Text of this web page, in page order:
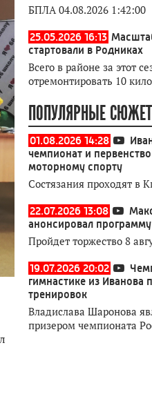
БПЛА 04.08.2026 1:42:00
25.05.2026 16:13
стартовали в Родниках
Всего в районе за этот
отремонтировать 10
ПОПУЛЯРНЫЕ
01.08.2026 14:28
чемпионат и
моторному спорту
Состязания проходят в
22.07.2026 13:08
анонсировал
Пройдет торжество 8
19.07.2026 20:02
гимнастике из Иванова
тренировок
Владислава Шаронова
призером чемпионата